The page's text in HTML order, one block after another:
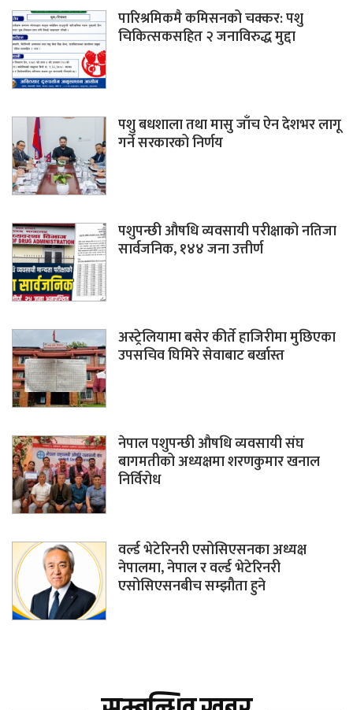
पारिश्रमिकमै कमिसनको चक्कर: पशु
चिकित्सकसहित २ जनाविरुद्ध मुद्दा
पशु बधशाला तथा मासु जाँच ऐन देशभर लागू
गर्ने सरकारको निर्णय
पशुपन्छी औषधि व्यवसायी परीक्षाको नतिजा
सार्वजनिक, १४४ जना उत्तीर्ण
अस्ट्रेलियामा बसेर कीर्ते हाजिरीमा मुछिएका
उपसचिव घिमिरे सेवाबाट बर्खास्त
नेपाल पशुपन्छी औषधि व्यवसायी संघ
बागमतीको अध्यक्षमा शरणकुमार खनाल
निर्विरोध
वर्ल्ड भेटेरिनरी एसोसिएसनका अध्यक्ष
नेपालमा, नेपाल र वर्ल्ड भेटेरिनरी
एसोसिएसनबीच सम्झौता हुने